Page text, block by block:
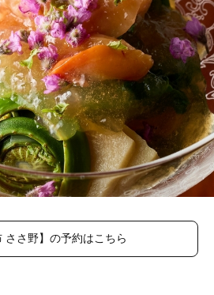
さ野】の予約はこちら